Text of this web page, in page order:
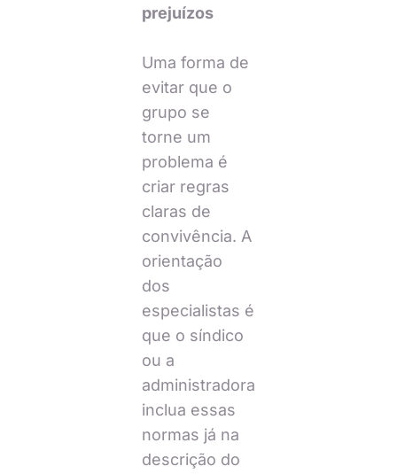
prejuízos
Uma forma de
evitar que o
grupo se
torne um
problema é
criar regras
claras de
convivência. A
orientação
dos
especialistas é
que o síndico
ou a
administradora
inclua essas
normas já na
descrição do